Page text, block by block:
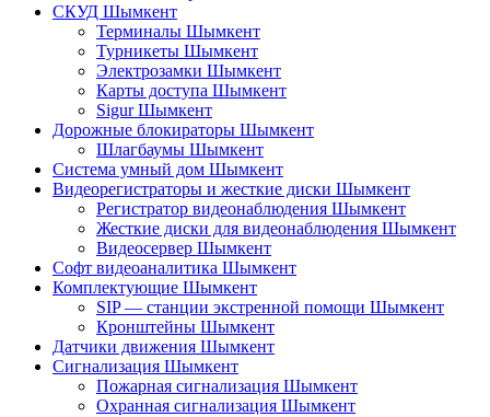
СКУД Шымкент
Терминалы Шымкент
Турникеты Шымкент
Электрозамки Шымкент
Карты доступа Шымкент
Sigur Шымкент
Дорожные блокираторы Шымкент
Шлагбаумы Шымкент
Система умный дом Шымкент
Видеорегистраторы и жесткие диски Шымкент
Регистратор видеонаблюдения Шымкент
Жесткие диски для видеонаблюдения Шымкент
Видеосервер Шымкент
Софт видеоаналитика Шымкент
Комплектующие Шымкент
SIP — станции экстренной помощи Шымкент
Кронштейны Шымкент
Датчики движения Шымкент
Сигнализация Шымкент
Пожарная сигнализация Шымкент
Охранная сигнализация Шымкент